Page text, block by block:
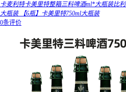
卡麦利特卡美里特整箱三料啤酒ml*大瓶装比
大瓶装 【6瓶】卡美里特750ml大瓶装
0条评价